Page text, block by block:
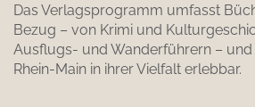
Das Verlagsprogramm umfasst
Bezug – von Krimi und
Ausflugs- und Wanderführern –
Rhein-Main in ihrer Vielfalt erlebbar.